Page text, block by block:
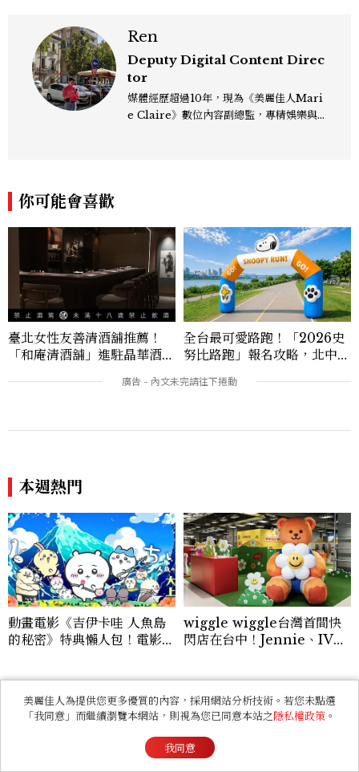
Ren
Deputy Digital Content Direc
tor
媒體經歷超過10年，現為《美麗佳人Mari
e Claire》數位內容副總監，專精娛樂與
你可能會喜歡
臺北女性友善清酒舖推薦！
「和庵清酒舖」進駐晶華酒
全台最可愛路跑！「2026史
努比路跑」報名攻略，北中南
邊一次看
本週熱門
動畫電影《吉伊卡哇 人魚島
的秘密》特典懶人包！電影劇
wiggle wiggle台灣首間快
閃店在台中！Jennie、IVE
看過此篇文章的人也喜歡
ENTERTAINMENT
《早春晴朗》線上看6大看
點！井柏然為戲自備高訂，
美麗佳人為提供您更多優質的內容，採用網站分析技術。若您未點選
「我同意」而繼續瀏覽本網站，則視為您已同意本站之隱私權政策 。
我同意